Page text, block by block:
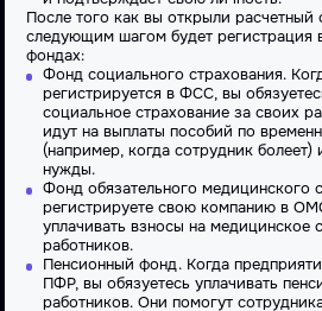
После того как вы открыли
следующим шагом будет регистрация
фондах:
Фонд социального страхования.
регистрируется в ФСС, вы
социальное страхование за своих
идут на выплаты пособий по
(например, когда сотрудник
нужды.
Фонд обязательного медицинского
регистрируете свою компанию в
уплачивать взносы на медицинское
работников.
Пенсионный фонд. Когда
ПФР, вы обязуетесь уплачивать
работников. Они помогут